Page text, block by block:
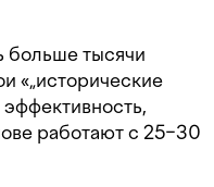
больше тысячи
«„исторические
эффективность,
работают с 25−30